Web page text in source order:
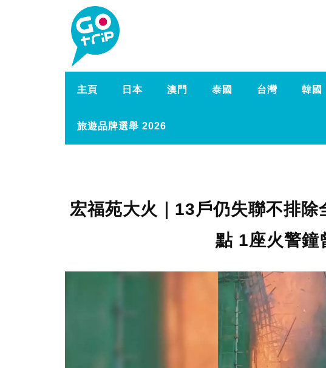
主頁 日本 澳門 泰國 台灣 韓國
旅遊品牌選舉 2026
宏福苑大火｜13戶仍失聯不排
點 1座火警鐘